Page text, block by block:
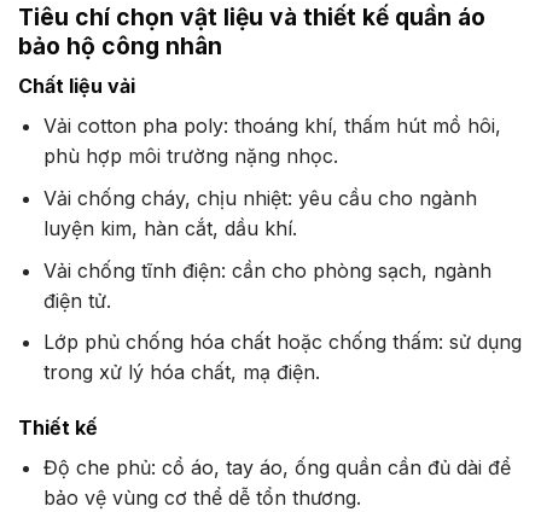
Tiêu chí chọn vật liệu và thiết kế quần áo
bảo hộ công nhân
Chất liệu vải
Vải cotton pha poly: thoáng khí, thấm hút mồ hôi,
phù hợp môi trường nặng nhọc.
Vải chống cháy, chịu nhiệt: yêu cầu cho ngành
luyện kim, hàn cắt, dầu khí.
Vải chống tĩnh điện: cần cho phòng sạch, ngành
điện tử.
Lớp phủ chống hóa chất hoặc chống thấm: sử dụng
trong xử lý hóa chất, mạ điện.
Thiết kế
Độ che phủ: cổ áo, tay áo, ống quần cần đủ dài để
bảo vệ vùng cơ thể dễ tổn thương.